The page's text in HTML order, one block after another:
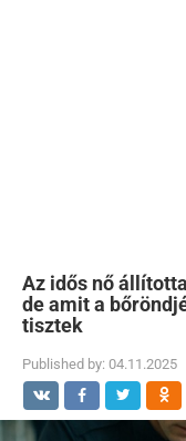
Az idős nő
de amit a
tisztek
Published by: 04.11.2025